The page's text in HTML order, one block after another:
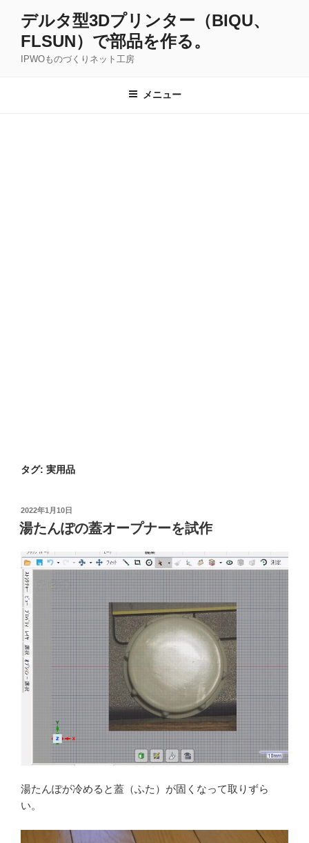
デルタ型3Dプリンター（BIQU、
FLSUN）で部品を作る。
IPWOものづくりネット工房
メニュー
タグ: 実用品
投
稿
日:
2022年1月10日
湯たんぽの蓋オープナーを試作
湯たんぽが冷めると蓋（ふた）が固くなって取りずら
い。